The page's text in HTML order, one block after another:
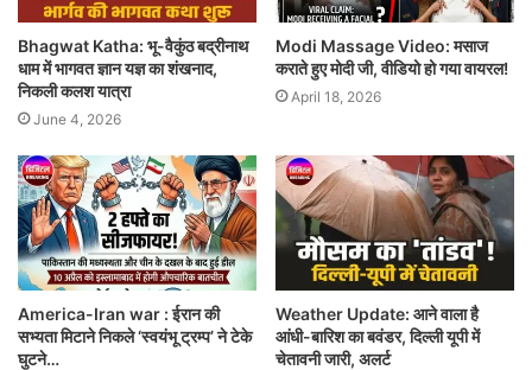
Bhagwat Katha: भू-वैकुंठ बद्रीनाथ
धाम में भागवत ज्ञान यज्ञ का शंखनाद,
निकली कलश यात्रा
June 4, 2026
Modi Massage Video: मसाज
कराते हुए मोदी जी, वीडियो हो गया वायरल!
April 18, 2026
America-Iran war : ईरान की
सभ्यता मिटाने निकले ‘स्वयंभू ट्रम्प’ ने टेके
घुटने…
Weather Update: आने वाला है
आंधी-बारिश का बवंडर, दिल्ली यूपी में
चेतावनी जारी, अलर्ट